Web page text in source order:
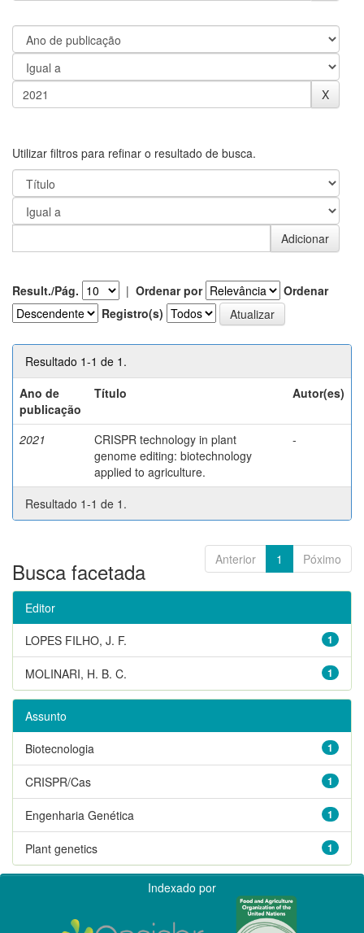
Utilizar filtros para refinar o resultado de busca.
Result./Pág. | Ordenar por
Ordenar
Registro(s)
Resultado 1-1 de 1.
Ano de
publicação
Título Autor(es)
2021
CRISPR technology in plant
genome editing: biotechnology
applied to agriculture.
-
Resultado 1-1 de 1.
Anterior 1 Póximo
Busca facetada
Editor
1
LOPES FILHO, J. F.
1
MOLINARI, H. B. C.
Assunto
1
Biotecnologia
1
CRISPR/Cas
1
Engenharia Genética
1
Plant genetics
Indexado por